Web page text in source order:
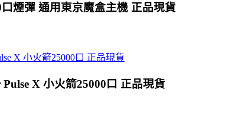
煙彈 通用東京魔盒主機 正品現貨
X 小火箭25000口 正品現貨